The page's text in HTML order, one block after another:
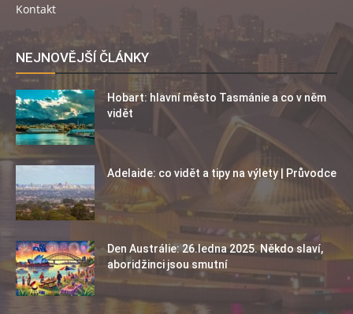
Kontakt
NEJNOVĚJŠÍ ČLÁNKY
Hobart: hlavní město Tasmánie a co v něm
vidět
Adelaide: co vidět a tipy na výlety | Průvodce
Den Austrálie: 26.ledna 2025. Někdo slaví,
aboridžinci jsou smutní